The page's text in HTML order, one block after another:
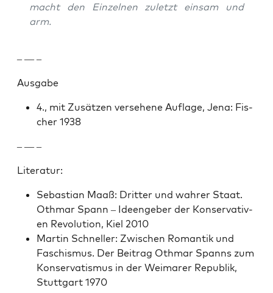
macht den Einzel­nen zulet­zt ein­sam und
arm.
– — –
Aus­gabe
4., mit Zusätzen verse­hene Auflage, Jena: Fis­
ch­er 1938
– — –
Lit­er­atur:
Sebas­t­ian Maaß: Drit­ter und wahrer Staat.
Oth­mar Spann – Ideenge­ber der Kon­ser­v­a­tiv­
en Rev­o­lu­tion, Kiel 2010
Mar­tin Schneller: Zwis­chen Roman­tik und
Faschis­mus. Der Beitrag Oth­mar Spanns zum
Kon­ser­vatismus in der Weimar­er Repub­lik,
Stuttgart 1970